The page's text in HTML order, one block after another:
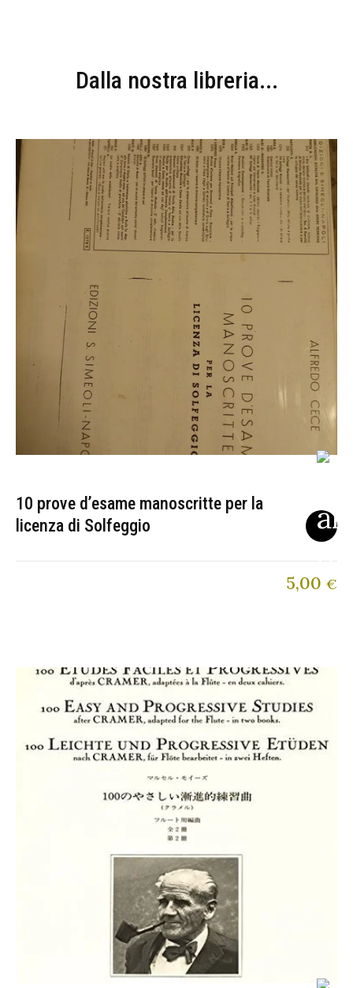
Dalla nostra libreria...
10 prove d’esame manoscritte per la
licenza di Solfeggio
5,00 €